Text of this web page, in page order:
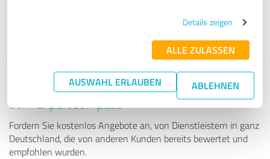
Details zeigen
ALLE ZULASSEN
AUSWAHL ERLAUBEN ABLEHNEN
Tipp: Die passenden Experten finden - mit
dem ExpertCompass
Fordern Sie kostenlos Angebote an, von Dienstleistern in ganz
Deutschland, die von anderen Kunden bereits bewertet und
empfohlen wurden.